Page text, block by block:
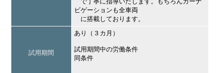
ビゲーションも全車両
に搭載しております。
試用期間
あり（３カ月）
試用期間中の労働条件
同条件